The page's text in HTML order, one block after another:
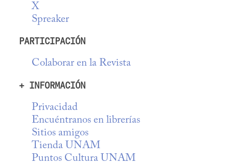
X
Spreaker
PARTICIPACIÓN
Colaborar en la Revista
+ INFORMACIÓN
Privacidad
Encuéntranos en librerías
Sitios amigos
Tienda UNAM
Puntos Cultura UNAM